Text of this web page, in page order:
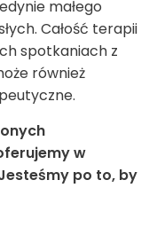
małego
Całość terapii
spotkaniach z
również
w
po to, by